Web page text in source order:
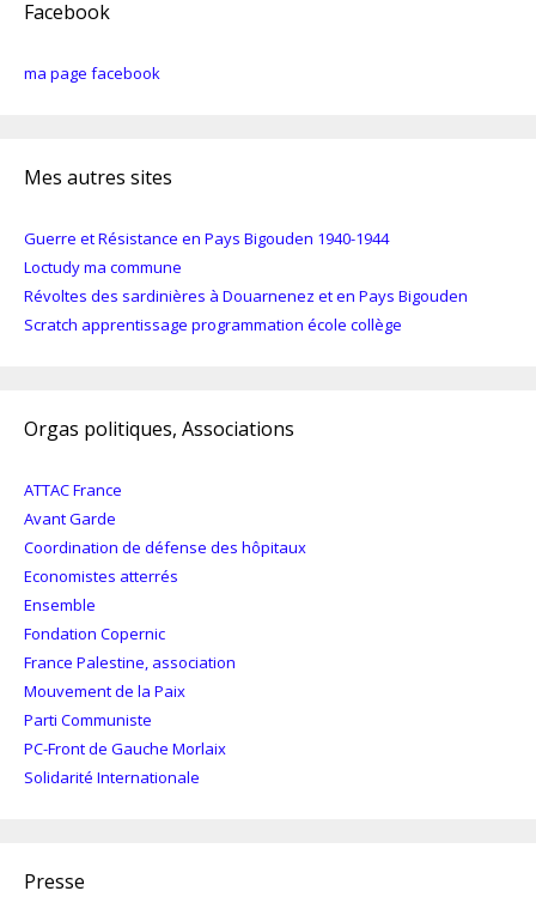
Facebook
ma page facebook
Mes autres sites
Guerre et Résistance en Pays Bigouden 1940-1944
Loctudy ma commune
Révoltes des sardinières à Douarnenez et en Pays Bigouden
Scratch apprentissage programmation école collège
Orgas politiques, Associations
ATTAC France
Avant Garde
Coordination de défense des hôpitaux
Economistes atterrés
Ensemble
Fondation Copernic
France Palestine, association
Mouvement de la Paix
Parti Communiste
PC-Front de Gauche Morlaix
Solidarité Internationale
Presse